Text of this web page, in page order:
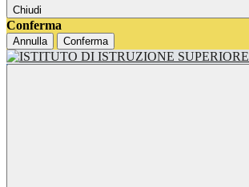
Chiudi
Conferma
Annulla Conferma